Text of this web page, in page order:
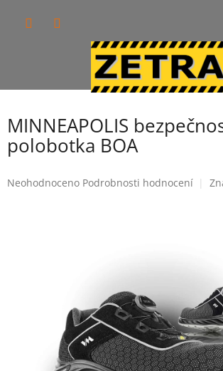
MINNEAPOLIS
polobotka BOA
Průměrné
Neohodnoceno Podrobnosti hodnocení